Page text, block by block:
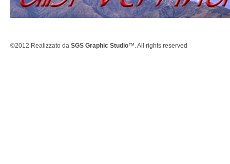
©2012 Realizzato da SGS Graphic Studio™. All rights reserved